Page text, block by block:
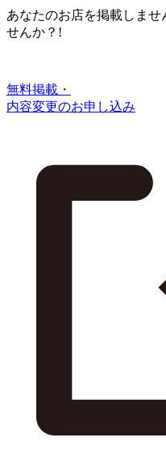
あなたのお店を掲載しませ
せんか？!
無料掲載・
内容変更のお申し込み